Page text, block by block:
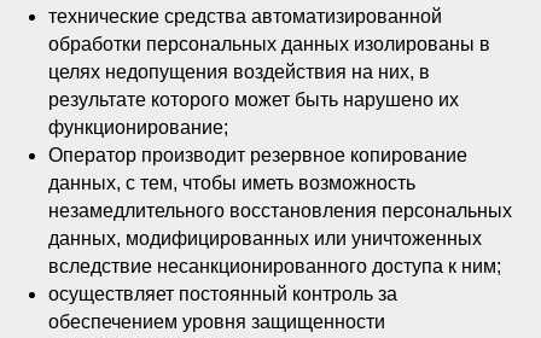
технические средства автоматизированной
обработки персональных данных изолированы в
целях недопущения воздействия на них, в
результате которого может быть нарушено их
функционирование;
Оператор производит резервное копирование
данных, с тем, чтобы иметь возможность
незамедлительного восстановления персональных
данных, модифицированных или уничтоженных
вследствие несанкционированного доступа к ним;
осуществляет постоянный контроль за
обеспечением уровня защищенности